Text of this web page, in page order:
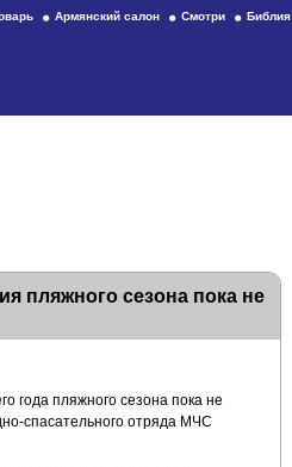
Армянский салон Смотри Библия
пляжного сезона пока не
года пляжного сезона пока не
спасательного отряда МЧС